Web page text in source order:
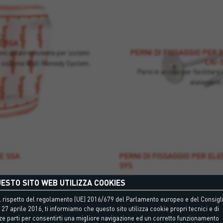
SSA
alcaliresistente per sistemi
SSA
alcaliresistente per sistemi
Wall Remedy System.
PERNI DI FISSAGGIO PER
SYS
Perni in acciao per facilitare
PERNI DI FISSAGGIO PER
Perni in acciao per
elelementi
SITO WEB UTILIZZA COOKIES
rispetto del regolamento (UE) 2016/679 del Parlamento europeo e del
27 aprile 2016, ti informiamo che questo sito utilizza cookie propri tecnici e di
parti per consentirti una migliore navigazione ed un corretto funzionamento